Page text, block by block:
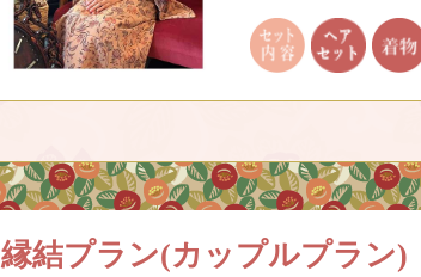
縁結プラン(カップルプラン)